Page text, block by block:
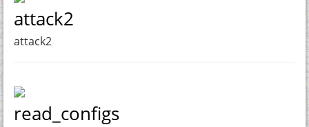
attack2
attack2
read_configs